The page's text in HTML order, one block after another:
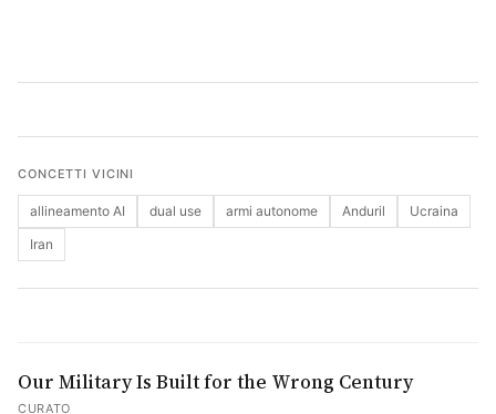
CONCETTI VICINI
allineamento AI dual use armi autonome Anduril
Ucraina
Iran
Our Military Is Built for the Wrong Century
CURATO